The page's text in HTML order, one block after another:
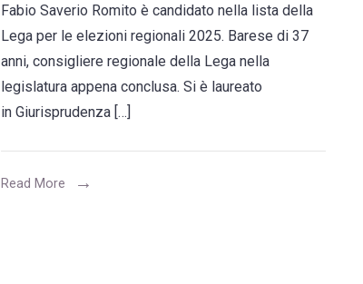
Romito
(Lega):
ricostruire
Fabio Saverio Romito è candidato nella lista della
Lega per le elezioni regionali 2025. Barese di 37
anni, consigliere regionale della Lega nella
legislatura appena conclusa. Si è laureato
in Giurisprudenza […]
Read More